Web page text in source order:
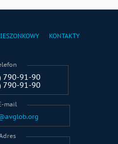
KONTAKTY
790-91-90
790-91-90
mail